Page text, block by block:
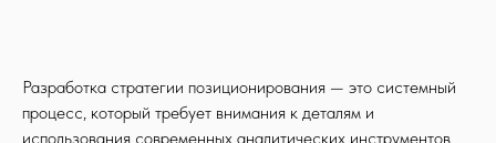
Разработка стратегии позиционирования — это системный
процесс, который требует внимания к деталям и
использования современных аналитических инструментов.